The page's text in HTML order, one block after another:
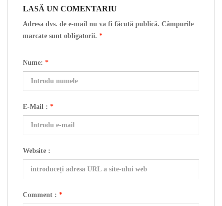
LASĂ UN COMENTARIU
Adresa dvs. de e-mail nu va fi făcută publică. Câmpurile
marcate sunt obligatorii. *
Nume: *
E-Mail : *
Website :
Comment : *